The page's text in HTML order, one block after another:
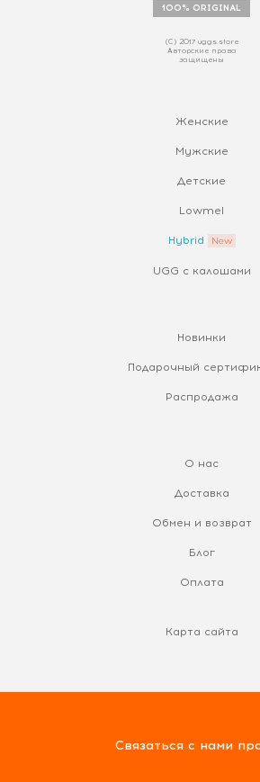
100% ORIGINAL
(С) 2017 uggs.store
Авторские права
защищены
Женские
Мужские
Детские
Lowmel
Hybrid
UGG с калошами
Новинки
Подарочный
Распродажа
О нас
Доставка
Обмен и возврат
Блог
Оплата
Карта сайта
Связаться с нами